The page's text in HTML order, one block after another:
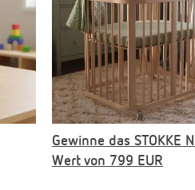
Gewinne das STOKKE
Wert von 799 EUR